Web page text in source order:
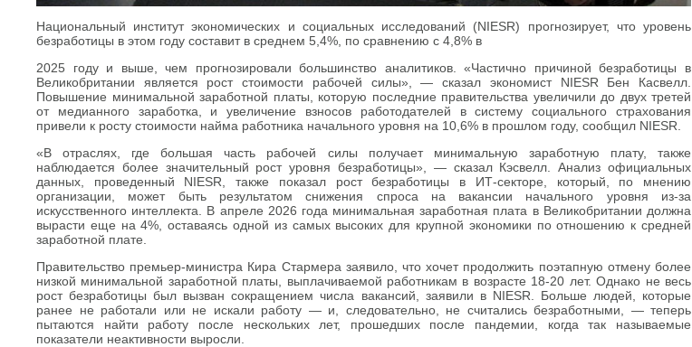
Национальный институт экономических и социальных исследований (NIESR) прогнозирует, что уровень
безработицы в этом году составит в среднем 5,4%, по сравнению с 4,8% в
2025 году и выше, чем прогнозировали большинство аналитиков. «Частично причиной безработицы в
Великобритании является рост стоимости рабочей силы», — сказал экономист NIESR Бен Касвелл.
Повышение минимальной заработной платы, которую последние правительства увеличили до двух третей
от медианного заработка, и увеличение взносов работодателей в систему социального страхования
привели к росту стоимости найма работника начального уровня на 10,6% в прошлом году, сообщил NIESR.
«В отраслях, где большая часть рабочей силы получает минимальную заработную плату, также
наблюдается более значительный рост уровня безработицы», — сказал Кэсвелл. Анализ официальных
данных, проведенный NIESR, также показал рост безработицы в ИТ-секторе, который, по мнению
организации, может быть результатом снижения спроса на вакансии начального уровня из-за
искусственного интеллекта. В апреле 2026 года минимальная заработная плата в Великобритании должна
вырасти еще на 4%, оставаясь одной из самых высоких для крупной экономики по отношению к средней
заработной плате.
Правительство премьер-министра Кира Стармера заявило, что хочет продолжить поэтапную отмену более
низкой минимальной заработной платы, выплачиваемой работникам в возрасте 18-20 лет. Однако не весь
рост безработицы был вызван сокращением числа вакансий, заявили в NIESR. Больше людей, которые
ранее не работали или не искали работу — и, следовательно, не считались безработными, — теперь
пытаются найти работу после нескольких лет, прошедших после пандемии, когда так называемые
показатели неактивности выросли.